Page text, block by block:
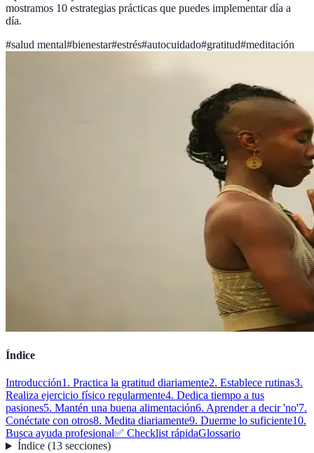
mostramos 10 estrategias prácticas que puedes implementar día a
día.
#salud mental#bienestar#estrés#autocuidado#gratitud#meditación
Índice
Introducción1. Practica la gratitud diariamente2. Establece rutinas3.
Realiza ejercicio físico regularmente4. Dedica tiempo a tus
pasiones5. Mantén una buena alimentación6. Aprender a decir 'no'7.
Conéctate con otros8. Medita diariamente9. Duerme lo suficiente10.
Busca ayuda profesional✅ Checklist rápidaGlossario
Índice(13 secciones)